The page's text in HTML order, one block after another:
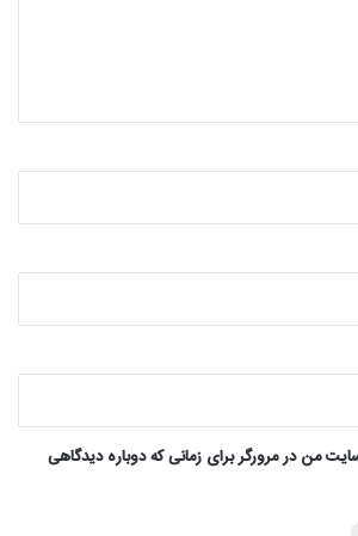
من در مرورگر برای زمانی که دوباره دیدگاهی